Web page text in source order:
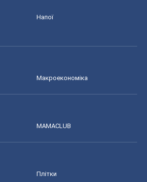
Напої
Макроекономіка
MAMACLUB
Плітки